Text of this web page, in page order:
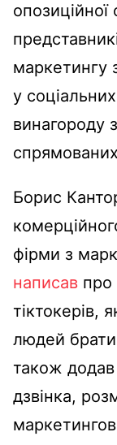
маркетингу
у
винагороду
Борис
фірми з
написав про
тіктокерів,
людей брати
також
дзвінка,